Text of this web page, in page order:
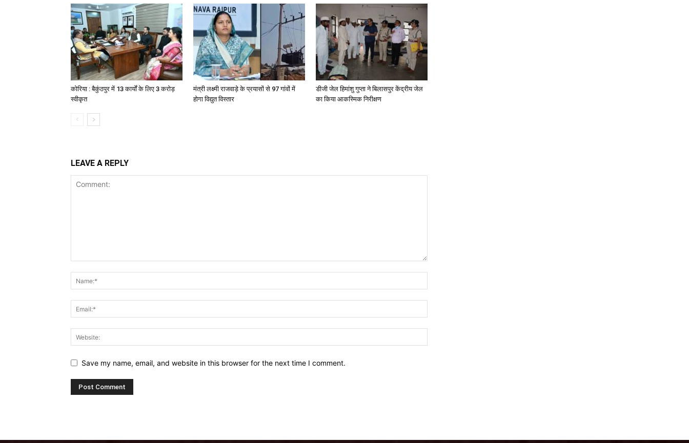
कोरिया : बैकुंठपुर में 13 कार्यों के लिए 3 करोड़
स्वीकृत
मंत्री लक्ष्मी राजवाड़े के प्रयासों से 97 गांवों में
होगा विद्युत विस्तार
डीजी जेल हिमांशु गुप्ता ने बिलासपुर केंद्रीय जेल
का किया आकस्मिक निरीक्षण
LEAVE A REPLY
Save my name, email, and website in this browser for the next time I comment.